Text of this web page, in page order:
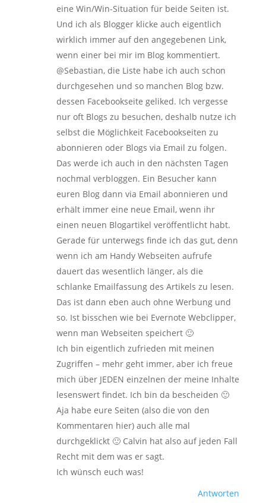
eine Win/Win-Situation für beide Seiten ist.
Und ich als Blogger klicke auch eigentlich
wirklich immer auf den angegebenen Link,
wenn einer bei mir im Blog kommentiert.
@Sebastian, die Liste habe ich auch schon
durchgesehen und so manchen Blog bzw.
dessen Facebookseite geliked. Ich vergesse
nur oft Blogs zu besuchen, deshalb nutze ich
selbst die Möglichkeit Facebookseiten zu
abonnieren oder Blogs via Email zu folgen.
Das werde ich auch in den nächsten Tagen
nochmal verbloggen. Ein Besucher kann
euren Blog dann via Email abonnieren und
erhält immer eine neue Email, wenn ihr
einen neuen Blogartikel veröffentlicht habt.
Gerade für unterwegs finde ich das gut, denn
wenn ich am Handy Webseiten aufrufe
dauert das wesentlich länger, als die
schlanke Emailfassung des Artikels zu lesen.
Das ist dann eben auch ohne Werbung und
so. Ist bisschen wie bei Evernote Webclipper,
wenn man Webseiten speichert 🙂
Ich bin eigentlich zufrieden mit meinen
Zugriffen – mehr geht immer, aber ich freue
mich über JEDEN einzelnen der meine Inhalte
lesenswert findet. Ich bin da bescheiden 🙂
Aja habe eure Seiten (also die von den
Kommentaren hier) auch alle mal
durchgeklickt 🙂 Calvin hat also auf jeden Fall
Recht mit dem was er sagt.
Ich wünsch euch was!
Antworten